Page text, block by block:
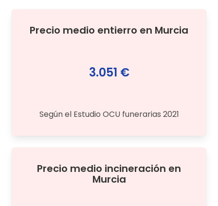
Precio medio entierro en Murcia
3.051 €
Según el Estudio OCU funerarias 2021
Precio medio incineración en
Murcia